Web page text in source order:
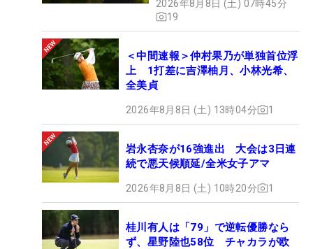
2026年8月8日 (土) 07時45分
19
＜中間速報＞仲村果乃が単独首位浮
上 1打差に吉澤柚月、小林光希、
全美貞
2026年8月8日 (土) 13時04分 1
岩永杏奈が16強進出 大会は3日連
続で悪天候順延/全米女子アマ
2026年8月8日 (土) 10時20分 1
桂川有人は「79」で逆転優勝なら
ず、星野陸也58位 チャカラが欧